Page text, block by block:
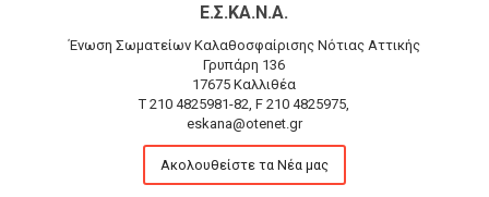
Ε.Σ.ΚΑ.Ν.Α.
Ένωση Σωματείων Καλαθοσφαίρισης Νότιας Αττικής
Γρυπάρη 136
17675 Καλλιθέα
T 210 4825981-82, F 210 4825975,
eskana@otenet.gr
Ακολουθείστε τα Νέα μας